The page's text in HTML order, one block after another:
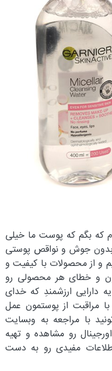
که بگم که پوست ما خیلی
جوش و نواقص پوستی
و از محصولات با کیفیت و
و خطای هر محصولی رو
دارایی ارزشمندِ که خدای
مراقبت از پوستمون عمل
با مراجعه به وبسایت
رو مشاهده و تهیه
مفیدی رو به دست